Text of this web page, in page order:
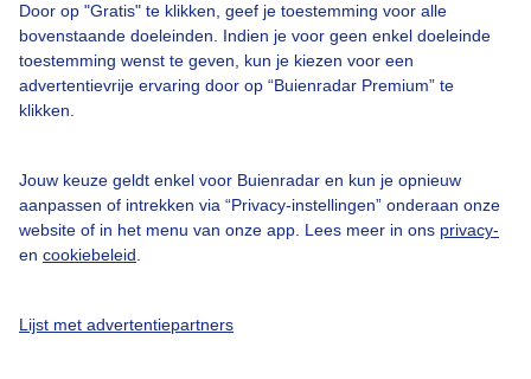
Door op "Gratis" te klikken, geef je toestemming voor alle
bovenstaande doeleinden. Indien je voor geen enkel doeleinde
toestemming wenst te geven, kun je kiezen voor een
advertentievrije ervaring door op “Buienradar Premium” te
klikken.
Jouw keuze geldt enkel voor Buienradar en kun je opnieuw
aanpassen of intrekken via “Privacy-instellingen” onderaan onze
website of in het menu van onze app. Lees meer in ons privacy-
en cookiebeleid
Lijst met advertentiepartners
Contact
Toegankelijkheid
Gebruikersvoorwaarden
Buienradar Team
Privacy beleid
Cookie beleid
Gratis weerdata